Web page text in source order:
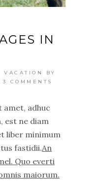
IN
VACATION
BY
3 COMMENTS
adhuc
est ne diam
liber minimum
fastidii.An
Quo everti
maiorum.